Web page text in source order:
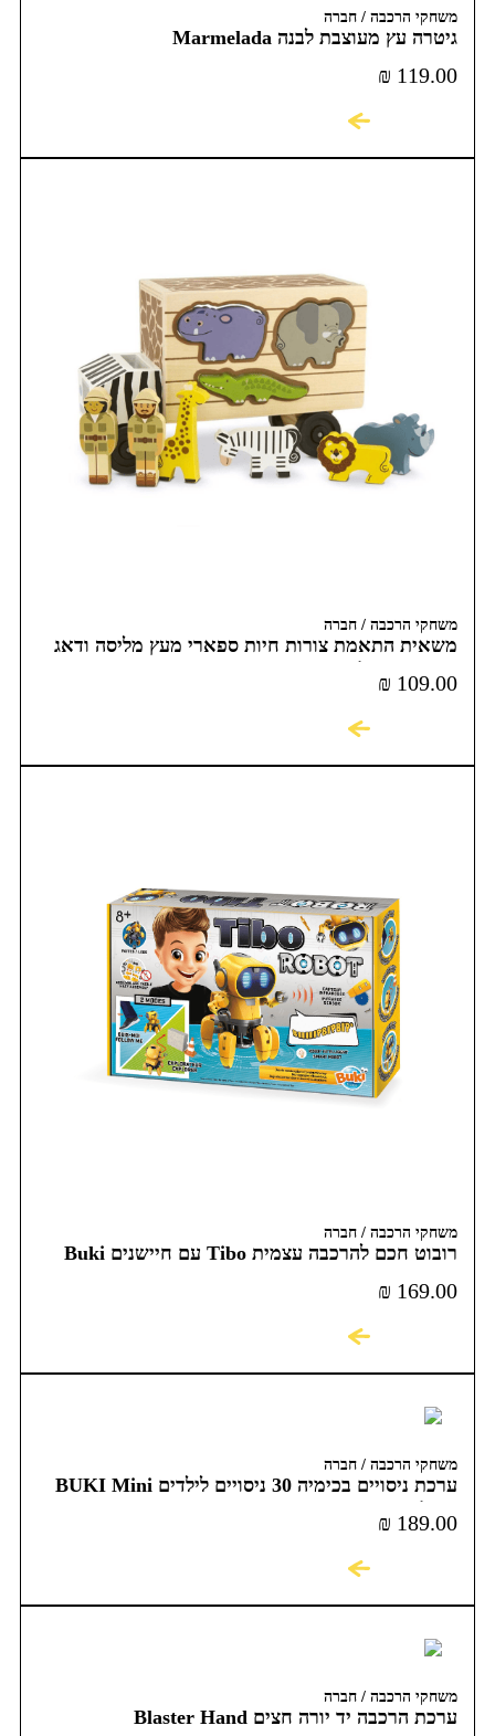
משחקי הרכבה / חברה
גיטרה עץ מעוצבת לבנה Marmelada
₪ 119.00
משחקי הרכבה / חברה
משאית התאמת צורות חיות ספארי מעץ מליסה ודאג
Melissa & doug
₪ 109.00
משחקי הרכבה / חברה
רובוט חכם להרכבה עצמית Tibo עם חיישנים Buki
₪ 169.00
משחקי הרכבה / חברה
ערכת ניסויים בכימיה 30 ניסויים לילדים BUKI Mini
Chemistry
₪ 189.00
משחקי הרכבה / חברה
ערכת הרכבה יד יורה חצים Blaster Hand